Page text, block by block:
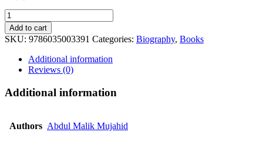
Sunehri
Yaadein
quantity
Add to cart
SKU: 9786035003391 Categories: Biography, Books
Additional information
Reviews (0)
Additional information
Authors Abdul Malik Mujahid